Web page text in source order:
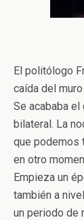
El politólogo
caída del
Se acababa el
bilateral. La
que podemos
en otro
Empieza un
también a
un periodo de